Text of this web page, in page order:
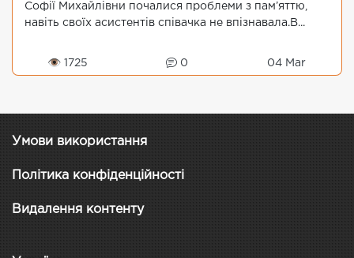
Софії Михайлівни почалися проблеми з пам’яттю,
навіть своїх асистентів співачка не впізнавала.В...
👁 1725 0 04 Mar
Умови використання
Політика конфіденційності
Видалення контенту